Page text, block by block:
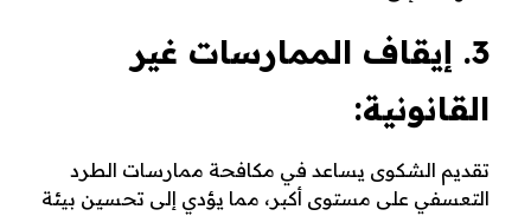
3. إيقاف الممارسات غير
القانونية:
تقديم الشكوى يساعد في مكافحة ممارسات الطرد
التعسفي على مستوى أكبر، مما يؤدي إلى تحسين بيئة